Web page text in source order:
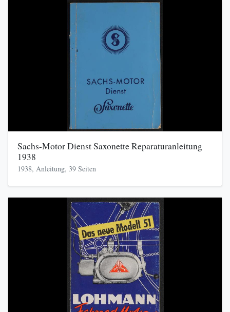
Sachs-Motor Dienst Saxonette Reparaturanleitung
1938
1938, Anleitung, 39 Seiten